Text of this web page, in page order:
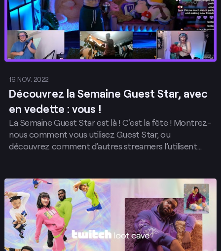
16 NOV. 2022
Découvrez la Semaine Guest Star, avec
en vedette : vous !
La Semaine Guest Star est là ! C'est la fête ! Montrez-
nous comment vous utilisez Guest Star, ou
découvrez comment d’autres streamers l’utilisent
Envoyer